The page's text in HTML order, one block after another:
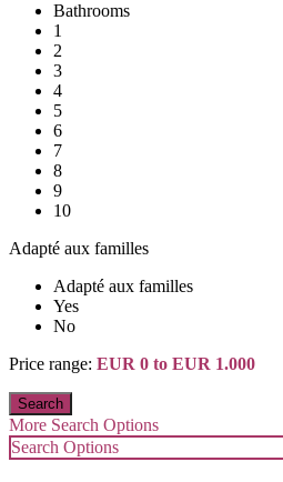
Bathrooms
1
2
3
4
5
6
7
8
9
10
Adapté aux familles
Adapté aux familles
Yes
No
Price range: EUR 0 to EUR 1.000
More Search Options
Search Options